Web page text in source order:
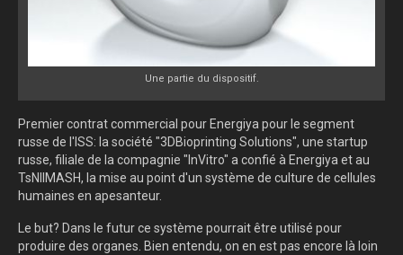
Une partie du dispositif.
Premier contrat commercial pour Energiya pour le segment
russe de l'ISS: la société "3DBioprinting Solutions", une startup
russe, filiale de la compagnie "InVitro" a confié à Energiya et au
TsNIIMASH, la mise au point d'un système de culture de cellules
humaines en apesanteur.
Le but? Dans le futur ce système pourrait être utilisé pour
produire des organes. Bien entendu, on en est pas encore là loin